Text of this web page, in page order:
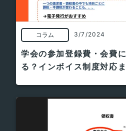
コラム 3/7/2024
学会の参加登録費・会費
る？インボイス制度対応